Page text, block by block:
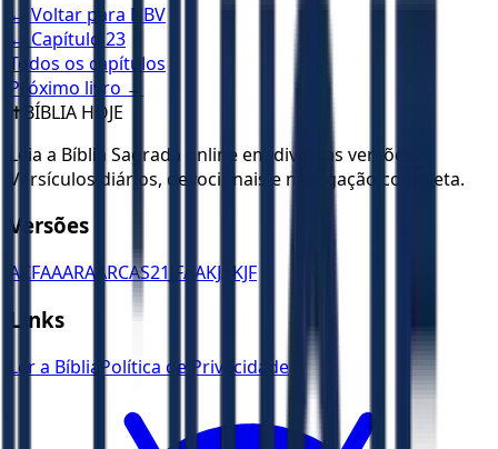
← Voltar para NBV
← Capítulo 23
Todos os capítulos
Próximo livro →
✝️ BÍBLIA HOJE
Leia a Bíblia Sagrada online em diversas versões.
Versículos diários, devocionais e navegação completa.
Versões
ACFAAARA ARCAS21 JFAAKJA KJF
Links
Ler a Bíblia Política de Privacidade